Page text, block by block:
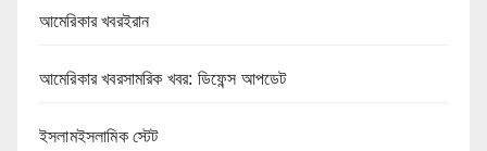
আমেরিকার খবরইরান
আমেরিকার খবরসামরিক খবর: ডিফেন্স আপডেট
ইসলামইসলামিক স্টেট